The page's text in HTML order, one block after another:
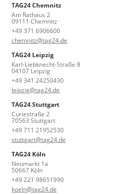
TAG24 Chemnitz
Am Rathaus 2
09111 Chemnitz
+49 371 6906600
chemnitz@tag24.de
TAG24 Leipzig
Karl-Liebknecht-Straße 8
04107 Leipzig
+49 341 24250430
leipzig@tag24.de
TAG24 Stuttgart
Curiestraße 2
70563 Stuttgart
+49 711 21952530
stuttgart@tag24.de
TAG24 Köln
Neumarkt 1a
50667 Köln
+49 221 98651990
koeln@tag24.de